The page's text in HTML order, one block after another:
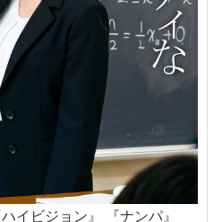
イビジョン』 『ナンパ』